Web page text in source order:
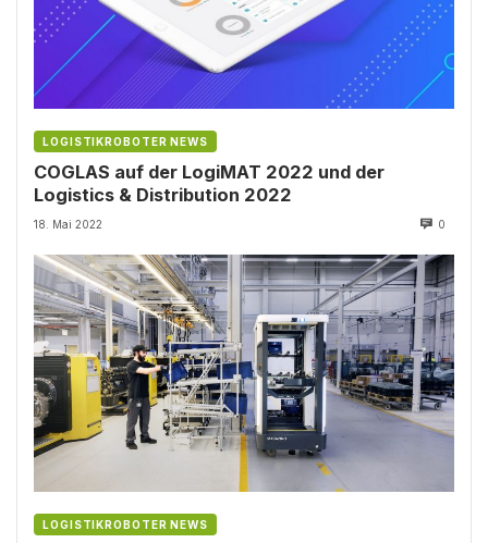
LOGISTIKROBOTER NEWS
COGLAS auf der LogiMAT 2022 und der
Logistics & Distribution 2022
18. Mai 2022 0
LOGISTIKROBOTER NEWS